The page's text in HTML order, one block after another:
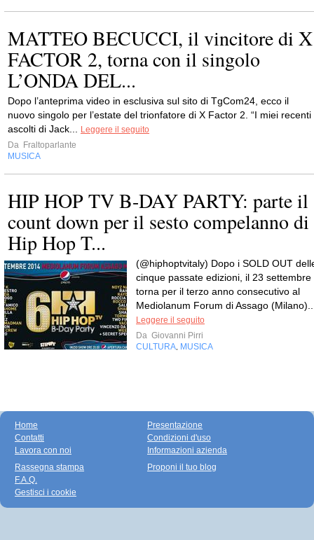
MATTEO BECUCCI, il vincitore di X
FACTOR 2, torna con il singolo
L’ONDA DEL...
Dopo l’anteprima video in esclusiva sul sito di TgCom24, ecco il
nuovo singolo per l’estate del trionfatore di X Factor 2. “I miei recenti
ascolti di Jack...
Leggere il seguito
Da Fraltoparlante
MUSICA
HIP HOP TV B-DAY PARTY: parte il
count down per il sesto compelanno di
Hip Hop T...
(@hiphoptvitaly) Dopo i SOLD OUT
cinque passate edizioni, il 23 settembre
torna per il terzo anno consecutivo al
Mediolanum Forum di Assago
Leggere il seguito
Da Giovanni Pirri
CULTURA MUSICA
Home
Contatti
Lavora con noi
Presentazione
Condizioni d'uso
Informazioni azienda
Rassegna stampa
F.A.Q.
Gestisci i cookie
Proponi il tuo blog